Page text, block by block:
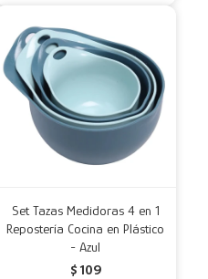
Set Tazas Medidoras 4 en 1
Repostería Cocina en Plástico
- Azul
$ 109